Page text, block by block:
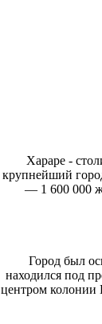
Хараре -
крупнейший
— 1 600 000
Город был
находился под
центром колонии